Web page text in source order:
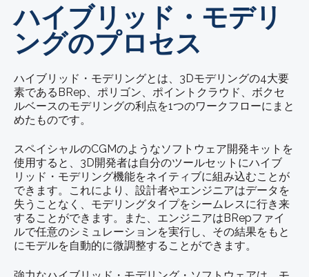
ハイブリッド・モデリ
ングのプロセス
ハイブリッド・モデリングとは、3Dモデリングの4大要
素であるBRep、ポリゴン、ポイントクラウド、ボクセ
ルベースのモデリングの利点を1つのワークフローにまと
めたものです。
スペイシャルのCGMのようなソフトウェア開発キットを
使用すると、3D開発者は自分のツールセットにハイブ
リッド・モデリング機能をネイティブに組み込むことが
できます。これにより、設計者やエンジニアはデータを
失うことなく、モデリングタイプをシームレスに行き来
することができます。また、エンジニアはBRepファイ
ルで任意のシミュレーションを実行し、その結果をもと
にモデルを自動的に微調整することができます。